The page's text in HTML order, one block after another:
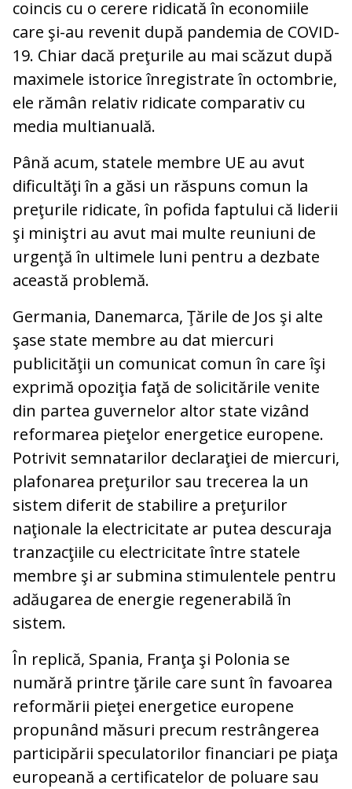
coincis cu o cerere ridicată în economiile
care şi-au revenit după pandemia de COVID-
19. Chiar dacă preţurile au mai scăzut după
maximele istorice înregistrate în octombrie,
ele rămân relativ ridicate comparativ cu
media multianuală.
Până acum, statele membre UE au avut
dificultăţi în a găsi un răspuns comun la
preţurile ridicate, în pofida faptului că liderii
şi miniştri au avut mai multe reuniuni de
urgenţă în ultimele luni pentru a dezbate
această problemă.
Germania, Danemarca, Ţările de Jos şi alte
şase state membre au dat miercuri
publicităţii un comunicat comun în care îşi
exprimă opoziţia faţă de solicitările venite
din partea guvernelor altor state vizând
reformarea pieţelor energetice europene.
Potrivit semnatarilor declaraţiei de miercuri,
plafonarea preţurilor sau trecerea la un
sistem diferit de stabilire a preţurilor
naţionale la electricitate ar putea descuraja
tranzacţiile cu electricitate între statele
membre şi ar submina stimulentele pentru
adăugarea de energie regenerabilă în
sistem.
În replică, Spania, Franţa şi Polonia se
numără printre ţările care sunt în favoarea
reformării pieţei energetice europene
propunând măsuri precum restrângerea
participării speculatorilor financiari pe piaţa
europeană a certificatelor de poluare sau